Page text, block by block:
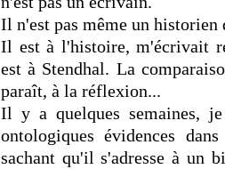
Il n'est pas même un historien
Il est à l'histoire, m'écrivait
est à Stendhal. La
paraît, à la réflexion...
Il y a quelques semaines, je
ontologiques évidences
sachant qu'il s'adresse à un